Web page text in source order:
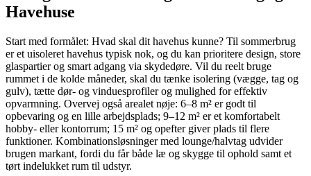
Havehuse
Start med formålet: Hvad skal dit havehus kunne? Til sommerbrug
er et uisoleret havehus typisk nok, og du kan prioritere design, store
glaspartier og smart adgang via skydedøre. Vil du reelt bruge
rummet i de kolde måneder, skal du tænke isolering (vægge, tag og
gulv), tætte dør- og vinduesprofiler og mulighed for effektiv
opvarmning. Overvej også arealet nøje: 6–8 m² er godt til
opbevaring og en lille arbejdsplads; 9–12 m² er et komfortabelt
hobby- eller kontorrum; 15 m² og opefter giver plads til flere
funktioner. Kombinationsløsninger med lounge/halvtag udvider
brugen markant, fordi du får både læ og skygge til ophold samt et
tørt indelukket rum til udstyr.